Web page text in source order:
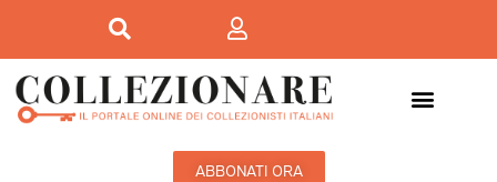
ABBONATI ORA